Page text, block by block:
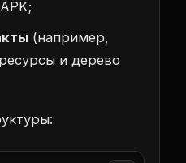
(например,
и дерево